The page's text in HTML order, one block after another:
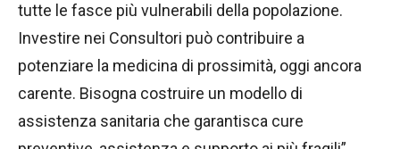
tutte le fasce più vulnerabili della popolazione.
Investire nei Consultori può contribuire a
potenziare la medicina di prossimità, oggi ancora
carente. Bisogna costruire un modello di
assistenza sanitaria che garantisca cure